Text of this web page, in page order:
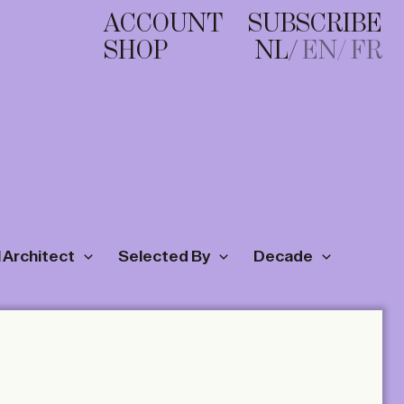
ACCOUNT
SHOP
SUBSCRIBE
NL EN FR
Architect Selected By Decade